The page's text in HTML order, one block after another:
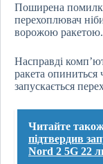
Поширена
перехоплювач
ворожою ракетою.
Насправді
ракета опиниться
запускається
Читайте
підтвердив
Nord 2 5G 22